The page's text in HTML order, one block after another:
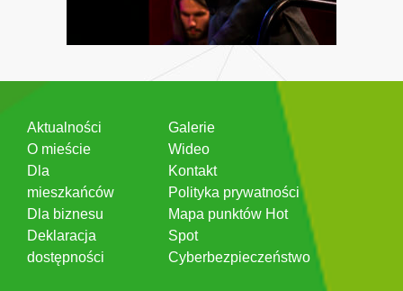
Aktualności
O mieście
Dla
mieszkańców
Dla biznesu
Deklaracja
dostępności
Galerie
Wideo
Kontakt
Polityka prywatności
Mapa punktów Hot
Spot
Cyberbezpieczeństwo